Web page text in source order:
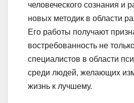
человеческого сознания и
новых методик в области
Его работы получают
востребованность не
специалистов в области
среди людей, желающих
жизнь к лучшему.